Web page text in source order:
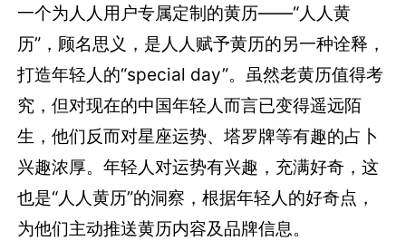
一个为人人用户专属定制的黄历——“人人黄
历”，顾名思义，是人人赋予黄历的另一种诠释，
打造年轻人的“special day”。虽然老黄历值得考
究，但对现在的中国年轻人而言已变得遥远陌
生，他们反而对星座运势、塔罗牌等有趣的占卜
兴趣浓厚。年轻人对运势有兴趣，充满好奇，这
也是“人人黄历”的洞察，根据年轻人的好奇点，
为他们主动推送黄历内容及品牌信息。